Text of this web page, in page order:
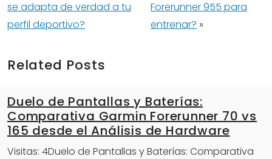
se adapta de verdad a tu
perfil deportivo?
Forerunner 955 para
entrenar? »
Related Posts
Duelo de Pantallas y Baterías:
Comparativa Garmin Forerunner 70 vs
165 desde el Análisis de Hardware
Visitas: 4Duelo de Pantallas y Baterías: Comparativa